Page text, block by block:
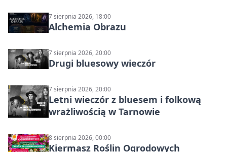
7 sierpnia 2026, 18:00
Alchemia Obrazu
7 sierpnia 2026, 20:00
Drugi bluesowy wieczór
7 sierpnia 2026, 20:00
Letni wieczór z bluesem i folkową
wrażliwością w Tarnowie
8 sierpnia 2026, 00:00
Kiermasz Roślin Ogrodowych